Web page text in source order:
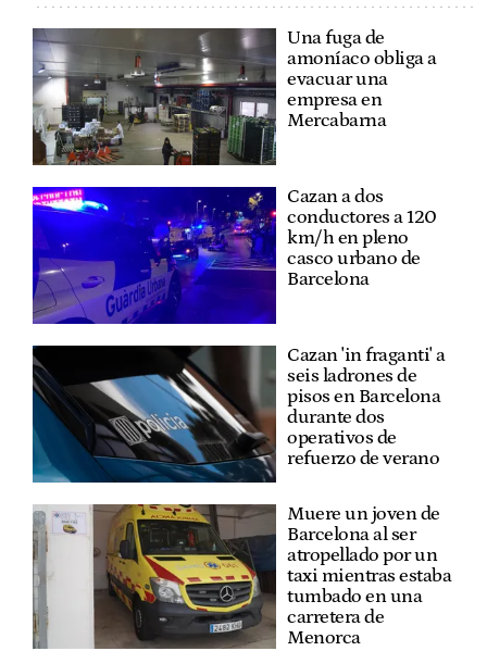
Una fuga de
amoníaco obliga a
evacuar una
empresa en
Mercabarna
Cazan a dos
conductores a 120
km/h en pleno
casco urbano de
Barcelona
Cazan 'in fraganti' a
seis ladrones de
pisos en Barcelona
durante dos
operativos de
refuerzo de verano
Muere un joven de
Barcelona al ser
atropellado por un
taxi mientras estaba
tumbado en una
carretera de
Menorca